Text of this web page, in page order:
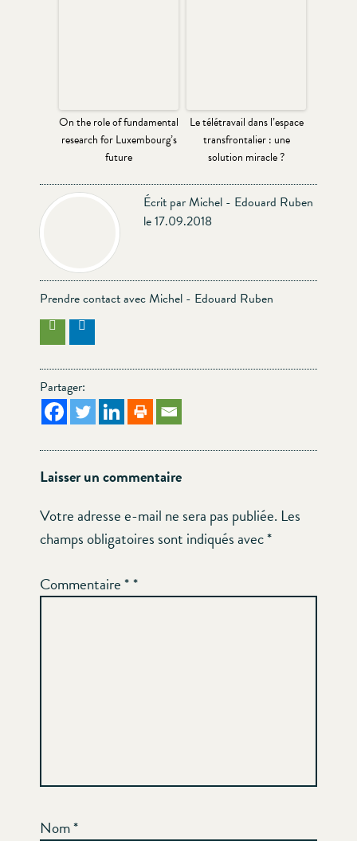
On the role of fundamental
research for Luxembourg’s
future
Le télétravail dans l’espace
transfrontalier : une
solution miracle ?
Écrit par Michel - Edouard Ruben
le 17.09.2018
Prendre contact avec Michel - Edouard Ruben
Partager:
Laisser un commentaire
Votre adresse e-mail ne sera pas publiée. Les
champs obligatoires sont indiqués avec*
Commentaire*
Nom*